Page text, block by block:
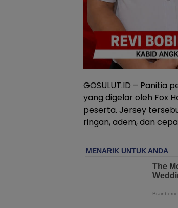
GOSULUT.ID – Panitia
yang digelar oleh Fox
peserta. Jersey
ringan, adem, dan